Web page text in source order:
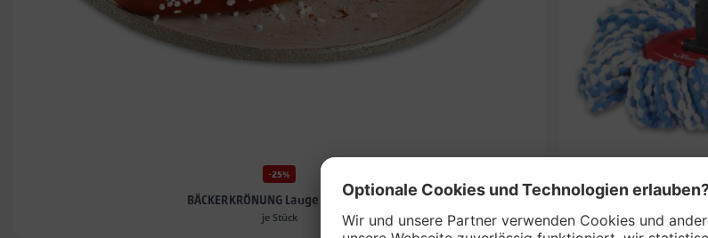
-25%
BÄCKERKRÖNUNG Laugenstange*
je Stück